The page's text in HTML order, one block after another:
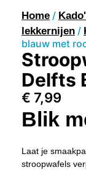
Home /
lekkernijen /
blauw met
Delfts
€ 7,99
Blik
Laat je
stroopwafels